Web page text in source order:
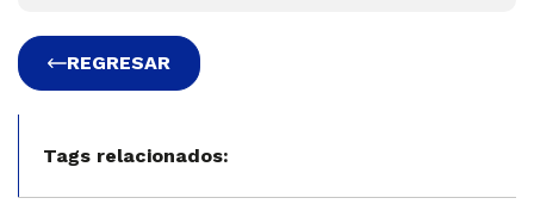
REGRESAR
Tags relacionados: